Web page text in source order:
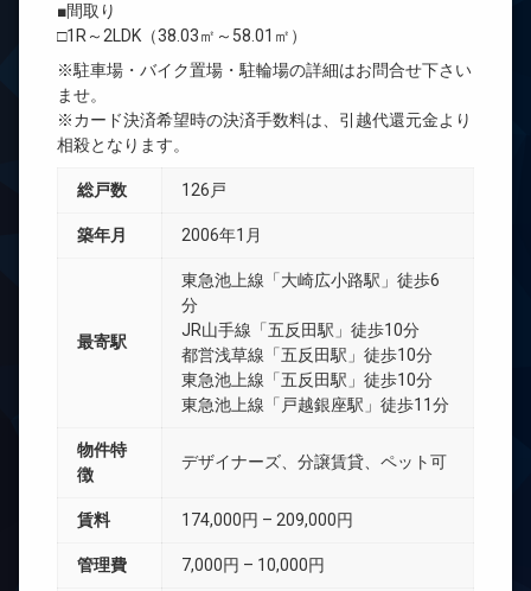
■間取り
□1R～2LDK（38.03㎡～58.01㎡）
※駐車場・バイク置場・駐輪場の詳細はお問合せ下さい
ませ。
※カード決済希望時の決済手数料は、引越代還元金より
相殺となります。
総戸数 126戸
築年月 2006年1月
最寄駅
東急池上線「大崎広小路駅」徒歩6
分
JR山手線「五反田駅」徒歩10分
都営浅草線「五反田駅」徒歩10分
東急池上線「五反田駅」徒歩10分
東急池上線「戸越銀座駅」徒歩11分
物件特
徴
デザイナーズ、分譲賃貸、ペット可
賃料 174,000円 – 209,000円
管理費 7,000円 – 10,000円